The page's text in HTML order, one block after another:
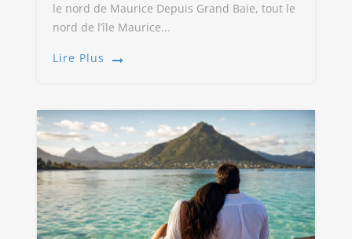
le nord de Maurice Depuis Grand Baie, tout le
nord de l’île Maurice...
Lire Plus